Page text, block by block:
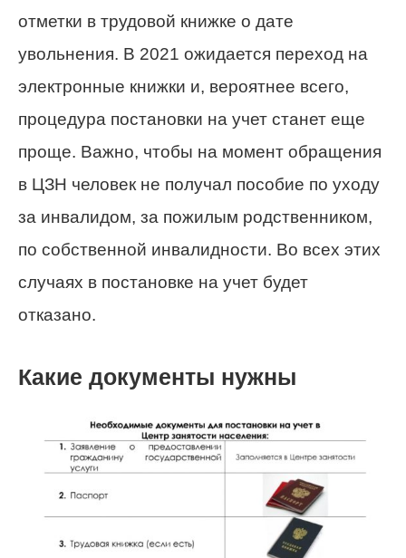
отметки в трудовой книжке о дате
увольнения. В 2021 ожидается переход на
электронные книжки и, вероятнее всего,
процедура постановки на учет станет еще
проще. Важно, чтобы на момент обращения
в ЦЗН человек не получал пособие по уходу
за инвалидом, за пожилым родственником,
по собственной инвалидности. Во всех этих
случаях в постановке на учет будет
отказано.
Какие документы нужны